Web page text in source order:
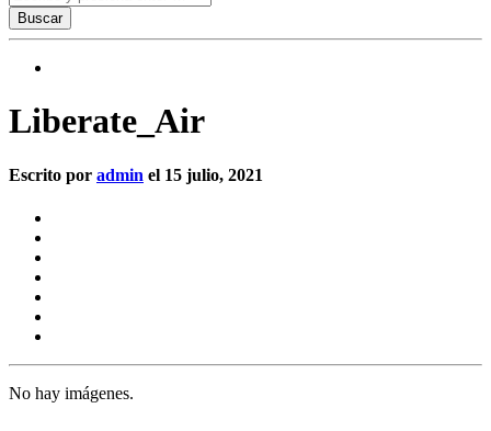
Liberate_Air
Escrito por admin el 15 julio, 2021
No hay imágenes.